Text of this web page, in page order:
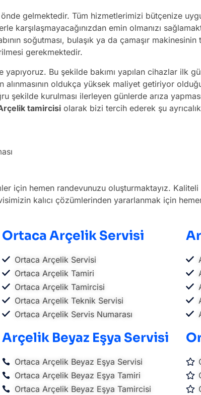
gelmektedir. Tüm hizmetlerimizi bütçenize
emin olmanızı
soğutması, bulaşık ya da çamaşır makinesinin
gerekmektedir.
Bu şekilde bakımı yapılan cihazlar ilk
alınmasının oldukça yüksek maliyet getiriyor
şekilde kurulması ilerleyen günlerde arıza
tamircisi olarak bizi tercih ederek şu
için hemen randevunuzu oluşturmaktayız.
kalıcı çözümlerinden yararlanmak için
Ortaca Arçelik Servisi
Ortaca Arçelik Servisi
Ortaca Arçelik Tamiri
Ortaca Arçelik Tamircisi
Ortaca Arçelik Teknik Servisi
Ortaca Arçelik Servis Numarası
Arçelik Beyaz Eşya Servisi
Ortaca Arçelik Beyaz Eşya Servisi
Ortaca Arçelik Beyaz Eşya Tamiri
Ortaca Arçelik Beyaz Eşya Tamircisi